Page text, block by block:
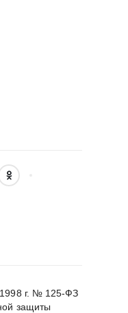
1998 г. № 125-ФЗ
защиты